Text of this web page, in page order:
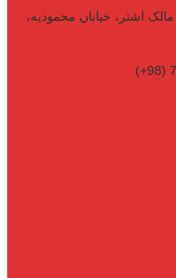
اشتر، خیابان محمودیه،